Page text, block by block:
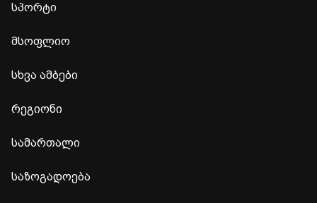
სპორტი
მსოფლიო
სხვა ამბები
რეგიონი
სამართალი
საზოგადოება